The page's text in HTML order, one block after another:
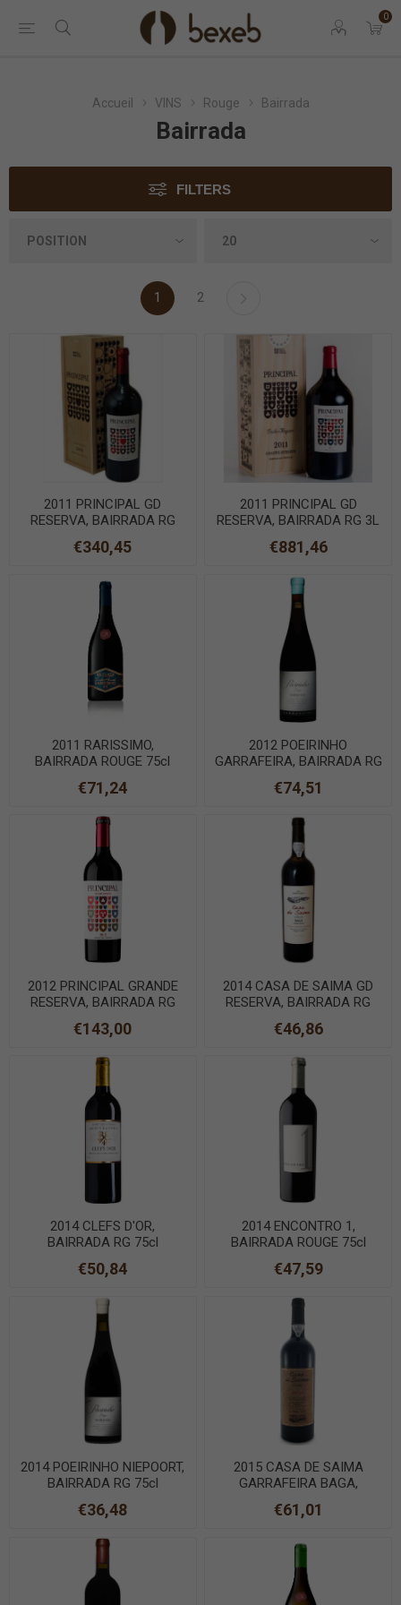
0
Accueil VINS Rouge Bairrada
Bairrada
FILTERS
1 2
2011 PRINCIPAL GD
RESERVA, BAIRRADA RG
€340,45
2011 PRINCIPAL GD
RESERVA, BAIRRADA RG 3L
€881,46
2011 RARISSIMO,
BAIRRADA ROUGE 75cl
€71,24
2012 POEIRINHO
GARRAFEIRA, BAIRRADA RG
€74,51
2012 PRINCIPAL GRANDE
RESERVA, BAIRRADA RG
€143,00
2014 CASA DE SAIMA GD
RESERVA, BAIRRADA RG
€46,86
2014 CLEFS D'OR,
BAIRRADA RG 75cl
€50,84
2014 ENCONTRO 1,
BAIRRADA ROUGE 75cl
€47,59
2014 POEIRINHO NIEPOORT,
BAIRRADA RG 75cl
€36,48
2015 CASA DE SAIMA
GARRAFEIRA BAGA,
€61,01